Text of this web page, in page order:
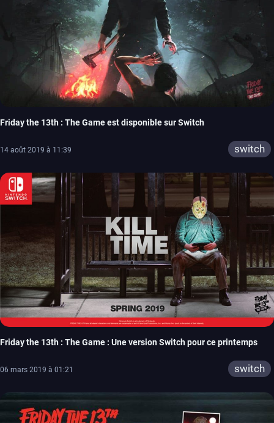
Friday the 13th : The Game est disponible sur Switch
14 août 2019 à 11:39 switch
Friday the 13th : The Game : Une version Switch pour ce printemps
06 mars 2019 à 01:21 switch